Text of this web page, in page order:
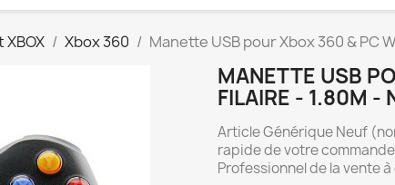
Xbox 360 Manette USB pour Xbox 360 & PC
MANETTE USB
FILAIRE - 1.80M -
Article Générique Neuf
rapide de votre
Professionnel de la vente